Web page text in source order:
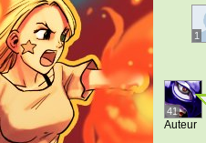
1
41
Auteur